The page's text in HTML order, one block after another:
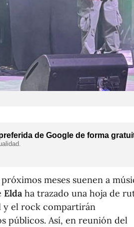
de Google de forma
meses suenen a
Elda ha trazado una hoja de
y el rock compartirán
públicos. Así, en reunión del